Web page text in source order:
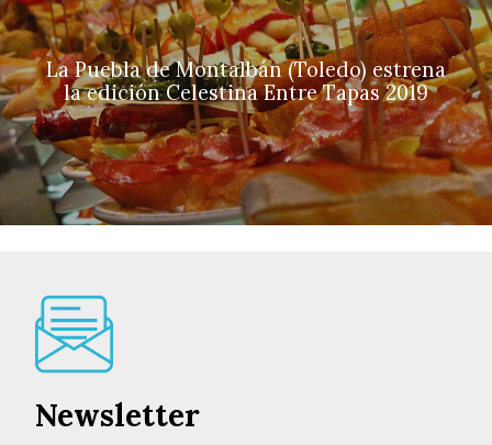
La Puebla de Montalbán (Toledo) estrena
la edición Celestina Entre Tapas 2019
Newsletter